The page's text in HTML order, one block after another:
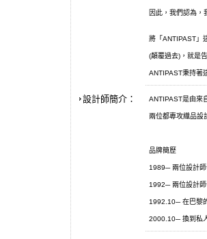
因此，我們認為，
將「ANTIPAST」
(顛覆過去)，就是
ANTIPAST秉持著
設計師簡介： ANTIPAST是由來
兩位都專攻織品設
品牌簡歷
1989─ 兩位設計
1992─ 兩位設計
1992.10─ 在巴黎
2000.10─ 換到私